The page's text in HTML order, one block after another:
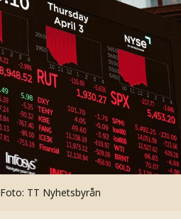
Foto: TT Nyhetsbyrån